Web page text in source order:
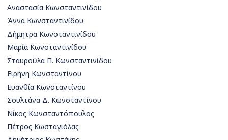
Αναστασία Κωνσταντινίδου
Άννα Κωνσταντινίδου
Δήμητρα Κωνσταντινίδου
Μαρία Κωνσταντινίδου
Σταυρούλα Π. Κωνσταντινίδου
Ειρήνη Κωνσταντίνου
Ευανθία Κωνσταντίνου
Σουλτάνα Δ. Κωνσταντίνου
Νίκος Κωνσταντόπουλος
Πέτρος Κωσταγιόλας